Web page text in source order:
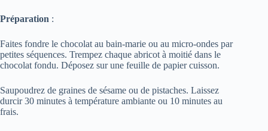
Préparation :
Faites fondre le chocolat au bain-marie ou au micro-ondes par
petites séquences. Trempez chaque abricot à moitié dans le
chocolat fondu. Déposez sur une feuille de papier cuisson.
Saupoudrez de graines de sésame ou de pistaches. Laissez
durcir 30 minutes à température ambiante ou 10 minutes au
frais.